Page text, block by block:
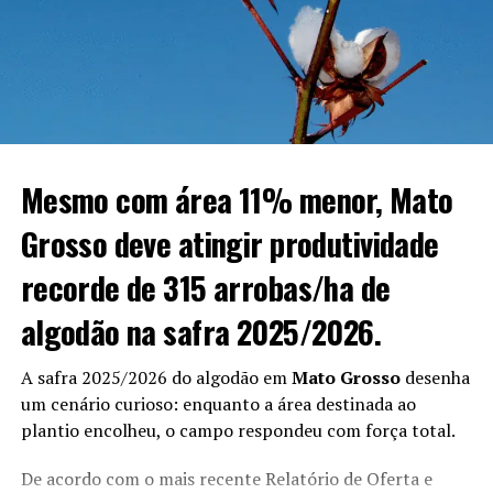
complementou.
entre sojicultura e apicultura
DON'T MISS
Mercado da soja em MT mira exportações e se prepara
para novo ciclo
Mesmo com área 11% menor, Mato
Grosso deve atingir produtividade
recorde de 315 arrobas/ha de
algodão na safra 2025/2026.
A safra 2025/2026 do algodão emMato Grossodesenha
um cenário curioso: enquanto a área destinada ao
plantio encolheu, o campo respondeu com força total.
De acordo com o mais recente Relatório de Oferta e